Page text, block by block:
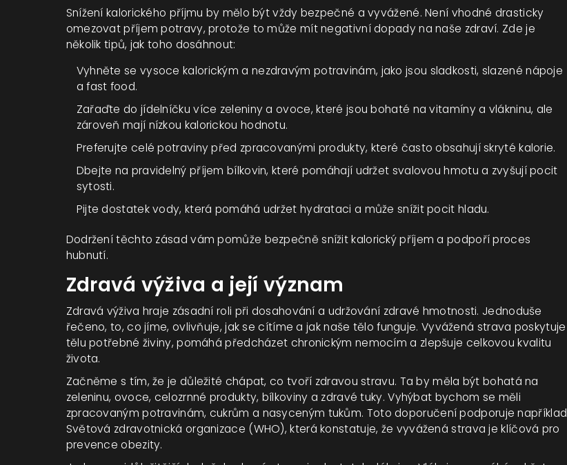
Snížení kalorického příjmu by mělo být vždy bezpečné a vyvážené. Není vhodné drasticky
omezovat příjem potravy, protože to může mít negativní dopady na naše zdraví. Zde je
několik tipů, jak toho dosáhnout:
Vyhněte se vysoce kalorickým a nezdravým potravinám, jako jsou sladkosti, slazené nápoje
a fast food.
Zařaďte do jídelníčku více zeleniny a ovoce, které jsou bohaté na vitamíny a vlákninu, ale
zároveň mají nízkou kalorickou hodnotu.
Preferujte celé potraviny před zpracovanými produkty, které často obsahují skryté kalorie.
Dbejte na pravidelný příjem bílkovin, které pomáhají udržet svalovou hmotu a zvyšují pocit
sytosti.
Pijte dostatek vody, která pomáhá udržet hydrataci a může snížit pocit hladu.
Dodržení těchto zásad vám pomůže bezpečně snížit kalorický příjem a podpoří proces
hubnutí.
Zdravá výživa a její význam
Zdravá výživa hraje zásadní roli při dosahování a udržování zdravé hmotnosti. Jednoduše
řečeno, to, co jíme, ovlivňuje, jak se cítíme a jak naše tělo funguje. Vyvážená strava poskytuje
tělu potřebné živiny, pomáhá předcházet chronickým nemocím a zlepšuje celkovou kvalitu
života.
Začněme s tím, že je důležité chápat, co tvoří zdravou stravu. Ta by měla být bohatá na
zeleninu, ovoce, celozrnné produkty, bílkoviny a zdravé tuky. Vyhýbat bychom se měli
zpracovaným potravinám, cukrům a nasyceným tukům. Toto doporučení podporuje například
Světová zdravotnická organizace (WHO), která konstatuje, že vyvážená strava je klíčová pro
prevence obezity.